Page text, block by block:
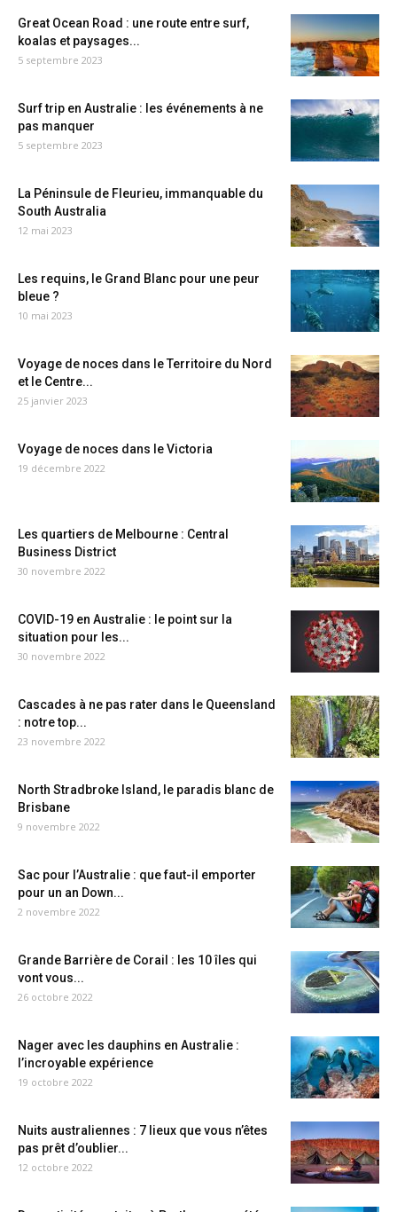
Great Ocean Road : une route entre surf,
koalas et paysages...
5 septembre 2023
Surf trip en Australie : les événements à ne
pas manquer
5 septembre 2023
La Péninsule de Fleurieu, immanquable du
South Australia
12 mai 2023
Les requins, le Grand Blanc pour une peur
bleue ?
10 mai 2023
Voyage de noces dans le Territoire du Nord
et le Centre...
25 janvier 2023
Voyage de noces dans le Victoria
19 décembre 2022
Les quartiers de Melbourne : Central
Business District
30 novembre 2022
COVID-19 en Australie : le point sur la
situation pour les...
30 novembre 2022
Cascades à ne pas rater dans le Queensland
: notre top...
23 novembre 2022
North Stradbroke Island, le paradis blanc de
Brisbane
9 novembre 2022
Sac pour l’Australie : que faut-il emporter
pour un an Down...
2 novembre 2022
Grande Barrière de Corail : les 10 îles qui
vont vous...
26 octobre 2022
Nager avec les dauphins en Australie :
l’incroyable expérience
19 octobre 2022
Nuits australiennes : 7 lieux que vous n’êtes
pas prêt d’oublier...
12 octobre 2022